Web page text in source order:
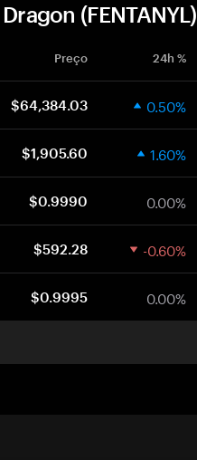
(FENTANYL)
Preço 24h %
$64,384.03 0.50%
$1,905.60 1.60%
$0.9990 0.00%
$592.28 -0.60%
$0.9995 0.00%